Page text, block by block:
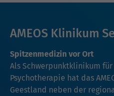
AMEOS Klinikum
Spitzenmedizin vor Ort
Als Schwerpunktklinikum
Psychotherapie hat das
Geestland neben der